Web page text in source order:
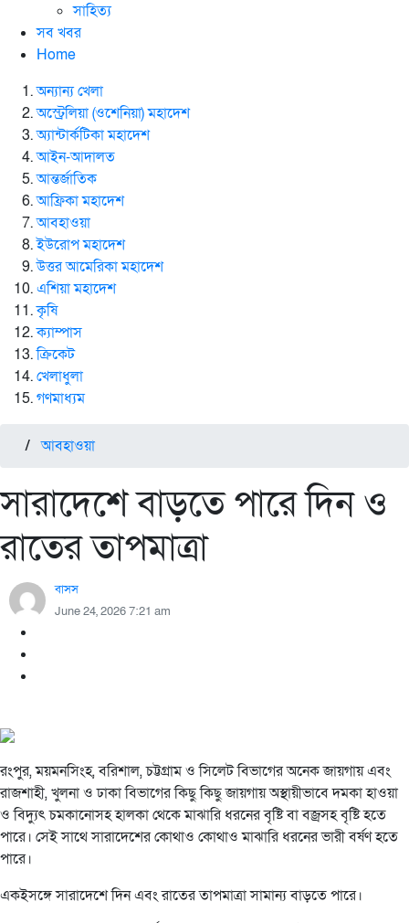
সাহিত্য
সব খবর
Home
অন্যান্য খেলা
অস্ট্রেলিয়া (ওশেনিয়া) মহাদেশ
অ্যান্টার্কটিকা মহাদেশ
আইন-আদালত
আন্তর্জাতিক
আফ্রিকা মহাদেশ
আবহাওয়া
ইউরোপ মহাদেশ
উত্তর আমেরিকা মহাদেশ
এশিয়া মহাদেশ
কৃষি
ক্যাম্পাস
ক্রিকেট
খেলাধুলা
গণমাধ্যম
/আবহাওয়া
সারাদেশে বাড়তে পারে দিন ও
রাতের তাপমাত্রা
বাসস
June 24, 2026 7:21 am
রংপুর, ময়মনসিংহ, বরিশাল, চট্টগ্রাম ও সিলেট বিভাগের অনেক জায়গায় এবং
রাজশাহী, খুলনা ও ঢাকা বিভাগের কিছু কিছু জায়গায় অস্থায়ীভাবে দমকা হাওয়া
ও বিদ্যুৎ চমকানোসহ হালকা থেকে মাঝারি ধরনের বৃষ্টি বা বজ্রসহ বৃষ্টি হতে
পারে। সেই সাথে সারাদেশের কোথাও কোথাও মাঝারি ধরনের ভারী বর্ষণ হতে
পারে।
একইসঙ্গে সারাদেশে দিন এবং রাতের তাপমাত্রা সামান্য বাড়তে পারে।